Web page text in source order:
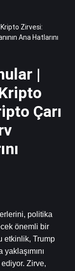
Zirvesi:
Ana Hatlarını
|
Çarı
politika
önemli bir
etkinlik, Trump
Zirve,